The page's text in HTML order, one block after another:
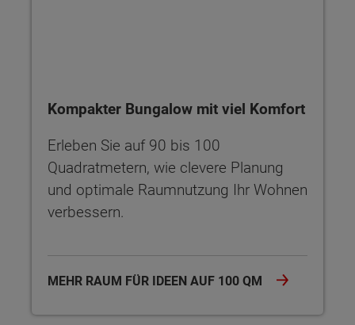
Kompakter Bungalow mit viel Komfort
Erleben Sie auf 90 bis 100
Quadratmetern, wie clevere Planung
und optimale Raumnutzung Ihr Wohnen
verbessern.
MEHR RAUM FÜR IDEEN AUF 100 QM